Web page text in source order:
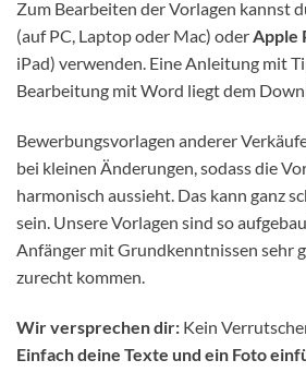
Zum Bearbeiten der Vorlagen kannst
(auf PC, Laptop oder Mac) oderApple
iPad) verwenden. Eine Anleitung mit
Bearbeitung mit Word liegt dem
Bewerbungsvorlagen anderer
bei kleinen Änderungen, sodass die
harmonisch aussieht. Das kann ganz
sein. Unsere Vorlagen sind so
Anfänger mit Grundkenntnissen sehr
zurecht kommen.
Wir versprechen dir: Kein
Einfach deine Texte und ein Foto